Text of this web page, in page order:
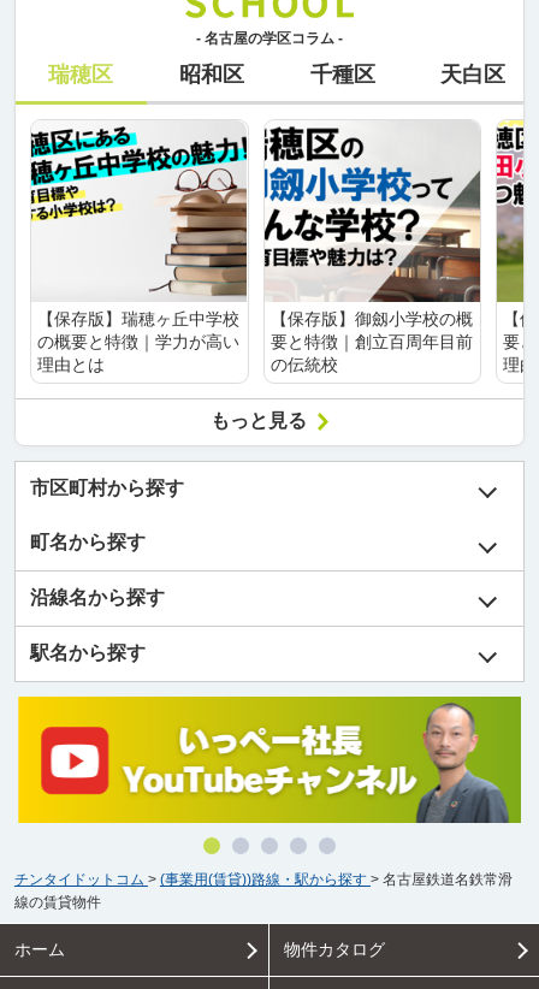
- 名古屋の学区コラム -
瑞穂区 昭和区 千種区 天白区
【保存版】瑞穂ヶ丘中学校
の概要と特徴｜学力が高い
理由とは
【保存版】御劔小学校の概
要と特徴｜創立百周年目前
の伝統校
【
要
理
もっと見る
市区町村から探す
町名から探す
沿線名から探す
駅名から探す
チンタイドットコム > (事業用(賃貸))路線・駅から探す > 名古屋鉄道名鉄常滑
線の賃貸物件
ホーム 物件カタログ